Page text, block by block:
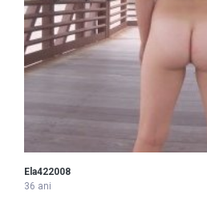
Ela422008
36 ani